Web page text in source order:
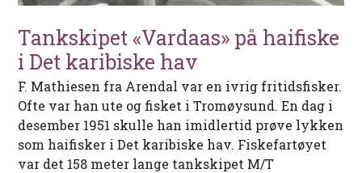
Tankskipet «Vardaas» på haifiske
i Det karibiske hav
F. Mathiesen fra Arendal var en ivrig fritidsfisker.
Ofte var han ute og fisket i Tromøysund. En dag i
desember 1951 skulle han imidlertid prøve lykken
som haifisker i Det karibiske hav. Fiskefartøyet
var det 158 meter lange tankskipet M/T